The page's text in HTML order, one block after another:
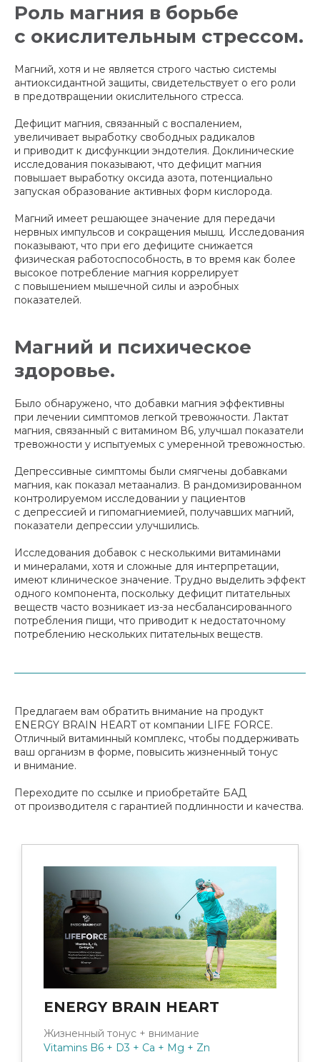
Роль магния в борьбе
с окислительным стрессом.
Магний, хотя и не является строго частью системы
антиоксидантной защиты, свидетельствует о его роли
в предотвращении окислительного стресса.
Дефицит магния, связанный с воспалением,
увеличивает выработку свободных радикалов
и приводит к дисфункции эндотелия. Доклинические
исследования показывают, что дефицит магния
повышает выработку оксида азота, потенциально
запуская образование активных форм кислорода.
Магний имеет решающее значение для передачи
нервных импульсов и сокращения мышц. Исследования
показывают, что при его дефиците снижается
физическая работоспособность, в то время как более
высокое потребление магния коррелирует
с повышением мышечной силы и аэробных
показателей.
Магний и психическое
здоровье.
Было обнаружено, что добавки магния эффективны
при лечении симптомов легкой тревожности. Лактат
магния, связанный с витамином В6, улучшал показатели
тревожности у испытуемых с умеренной тревожностью.
Депрессивные симптомы были смягчены добавками
магния, как показал метаанализ. В рандомизированном
контролируемом исследовании у пациентов
с депрессией и гипомагниемией, получавших магний,
показатели депрессии улучшились.
Исследования добавок с несколькими витаминами
и минералами, хотя и сложные для интерпретации,
имеют клиническое значение. Трудно выделить эффект
одного компонента, поскольку дефицит питательных
веществ часто возникает из-за несбалансированного
потребления пищи, что приводит к недостаточному
потреблению нескольких питательных веществ.
Предлагаем вам обратить внимание на продукт
ENERGY BRAIN HEART от компании LIFE FORCE.
Отличный витаминный комплекс, чтобы поддерживать
ваш организм в форме, повысить жизненный тонус
и внимание.
Переходите по ссылке и приобретайте БАД
от производителя с гарантией подлинности и качества.
ENERGY BRAIN HEART
Жизненный тонус + внимание
Vitamins B6 + D3 + Ca + Mg + Zn